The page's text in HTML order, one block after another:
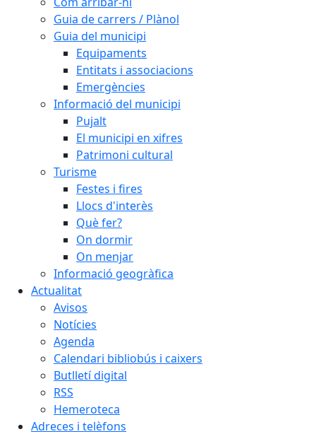
Guia de carrers / Plànol
Guia del municipi
Equipaments
Entitats i associacions
Emergències
Informació del municipi
Pujalt
El municipi en xifres
Patrimoni cultural
Turisme
Festes i fires
Llocs d'interès
Què fer?
On dormir
On menjar
Informació geogràfica
Actualitat
Avisos
Notícies
Agenda
Calendari bibliobús i caixers
Butlletí digital
RSS
Hemeroteca
Adreces i telèfons